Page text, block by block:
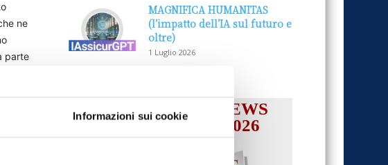
Informazioni sui cookie
ne
parte
MAGNIFICA HUMANITAS
(l’impatto dell’IA sul futuro e
oltre)
1 Luglio 2026
IL MENSILE ASSINEWS
LUGLIO-AGOSTO 2026